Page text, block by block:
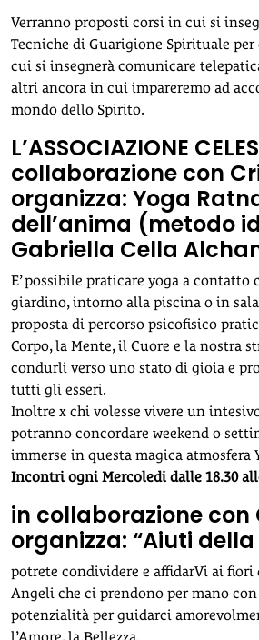
Verranno proposti corsi in cui si
Tecniche di Guarigione Spirituale
cui si insegnerà comunicare
altri ancora in cui impareremo ad
mondo dello Spirito.
L’ASSOCIAZIONE
collaborazione con
organizza: Yoga
dell’anima (metodo
Gabriella Cella
E’ possibile praticare yoga a
giardino, intorno alla piscina o in
proposta di percorso psicofisico
Corpo, la Mente, il Cuore e la nostra
condurli verso uno stato di gioia e
tutti gli esseri.
Inoltre x chi volesse vivere un
potranno concordare weekend o
immerse in questa magica atmosfera
Incontri ogni Mercoledi dalle 18.30
in collaborazione con
organizza: “Aiuti
potrete condividere e affidarVi ai fiori
Angeli che ci prendono per mano
potenzialità per guidarci